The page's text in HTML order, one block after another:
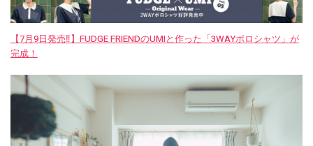
【7月9日発売‼︎】FUDGE FRIENDのUMIと作った「3WAYポロシャツ」が
完成！